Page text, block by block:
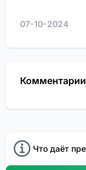
07-10-2024
Комментарии
Что даёт